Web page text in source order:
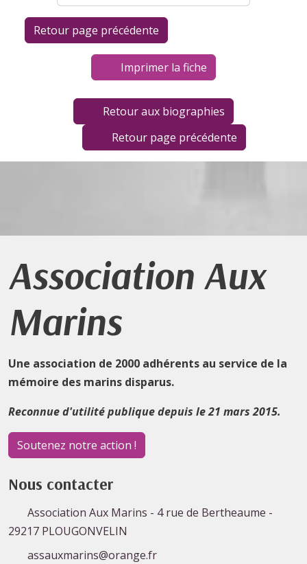
Imprimer la fiche
Retour aux biographies
Retour page précédente
Association Aux
Marins
Une association de 2000 adhérents au service de la
mémoire des marins disparus.
Reconnue d'utilité publique depuis le 21 mars 2015.
Soutenez notre action !
Nous contacter
Association Aux Marins - 4 rue de Bertheaume -
29217 PLOUGONVELIN
assauxmarins@orange.fr